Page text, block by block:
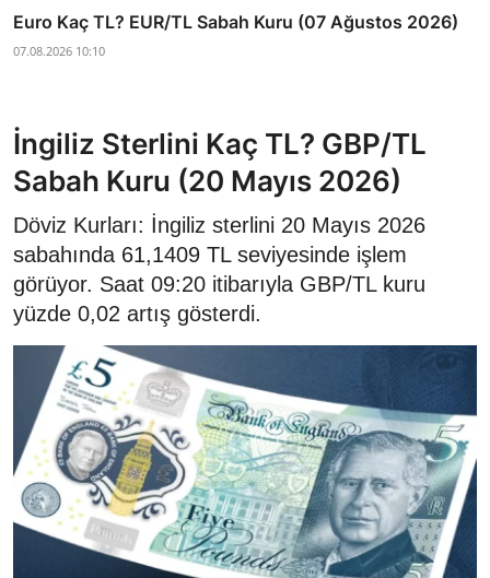
Euro Kaç TL? EUR/TL Sabah Kuru (07 Ağustos 2026)
07.08.2026 10:10
İngiliz Sterlini Kaç TL? GBP/TL
Sabah Kuru (20 Mayıs 2026)
Döviz Kurları: İngiliz sterlini 20 Mayıs 2026
sabahında 61,1409 TL seviyesinde işlem
görüyor. Saat 09:20 itibarıyla GBP/TL kuru
yüzde 0,02 artış gösterdi.